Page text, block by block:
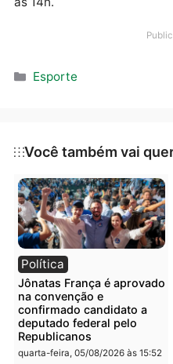
As quadras esportivas
torneios, porém é
localizada na avenida
Categorias
Esporte
Você também vai